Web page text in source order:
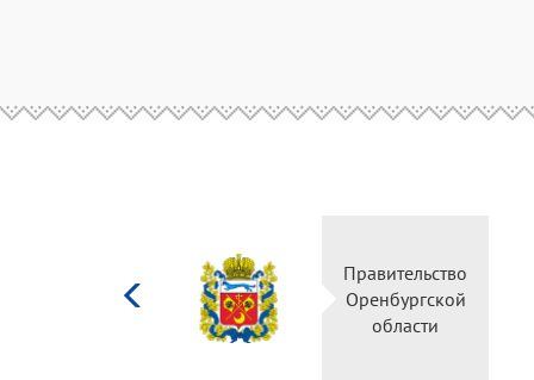
Правительство
Оренбургской
области